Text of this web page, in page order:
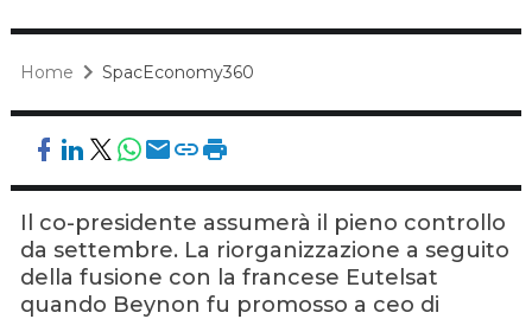
Home SpacEconomy360
Il co-presidente assumerà il pieno controllo
da settembre. La riorganizzazione a seguito
della fusione con la francese Eutelsat
quando Beynon fu promosso a ceo di